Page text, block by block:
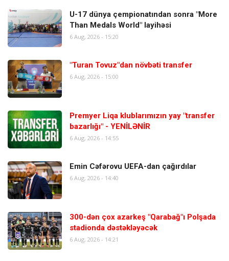
U-17 dünya çempionatından sonra "More
Than Medals World" layihəsi
6 Aug, 2026 - 15:20
"Turan Tovuz"dan növbəti transfer
6 Aug, 2026 - 15:00
Premyer Liqa klublarımızın yay "transfer
bazarlığı" - YENİLƏNİR
6 Aug, 2026 - 14:55
Emin Cəfərovu UEFA-dan çağırdılar
6 Aug, 2026 - 14:40
300-dən çox azarkeş "Qarabağ"ı Polşada
stadionda dəstəkləyəcək
6 Aug, 2026 - 14:21